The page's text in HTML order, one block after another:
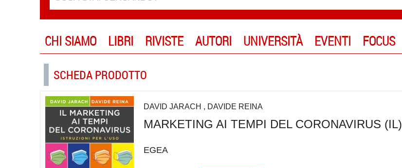
CHI SIAMO LIBRI RIVISTE AUTORI UNIVERSITÀ EVENTI FOCUS
SCHEDA PRODOTTO
DAVID JARACH , DAVIDE REINA
MARKETING AI TEMPI DEL CORONAVIRUS (IL)
EGEA